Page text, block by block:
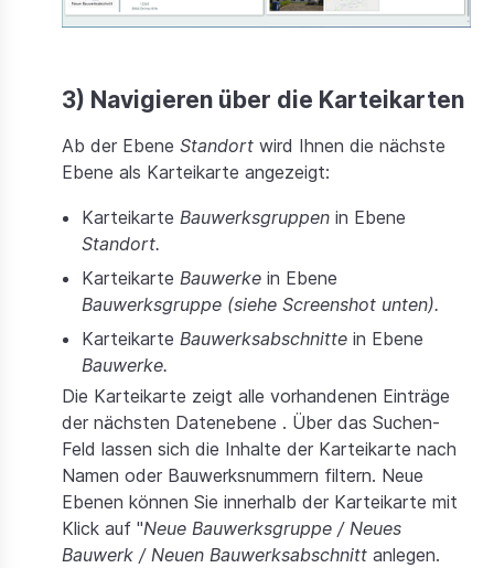
3) Navigieren über die Karteikarten
Ab der Ebene Standort wird Ihnen die nächste
Ebene als Karteikarte angezeigt:
Karteikarte Bauwerksgruppen in Ebene
Standort.
Karteikarte Bauwerke in Ebene
Bauwerksgruppe (siehe Screenshot unten).
Karteikarte Bauwerksabschnitte in Ebene
Bauwerke.
Die Karteikarte zeigt alle vorhandenen Einträge
der nächsten Datenebene . Über das Suchen-
Feld lassen sich die Inhalte der Karteikarte nach
Namen oder Bauwerksnummern filtern. Neue
Ebenen können Sie innerhalb der Karteikarte mit
Klick auf "Neue Bauwerksgruppe / Neues
Bauwerk / Neuen Bauwerksabschnitt anlegen.